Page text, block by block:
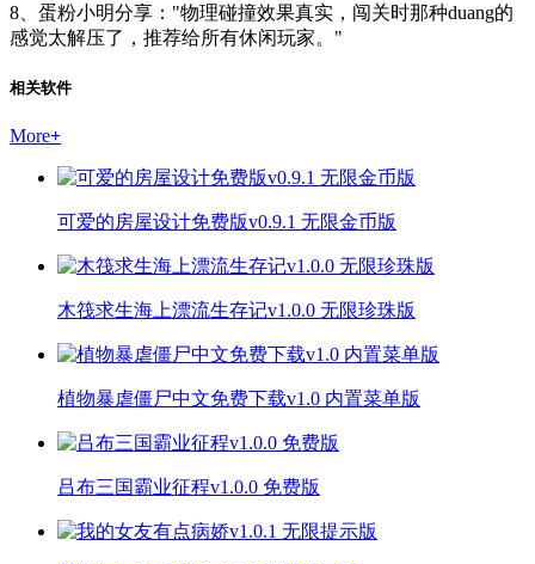
8、蛋粉小明分享："物理碰撞效果真实，闯关时那种duang的
感觉太解压了，推荐给所有休闲玩家。"
相关软件
More+
可爱的房屋设计免费版v0.9.1 无限金币版
木筏求生海上漂流生存记v1.0.0 无限珍珠版
植物暴虐僵尸中文免费下载v1.0 内置菜单版
吕布三国霸业征程v1.0.0 免费版